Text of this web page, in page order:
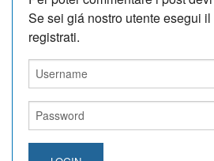
Se sei giá nostro utente esegui
registrati.